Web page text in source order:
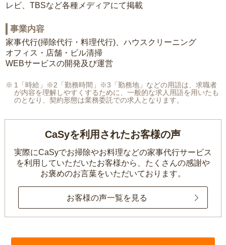
レビ、TBSなど各種メディアにて掲載
事業内容
家事代行(掃除代行・料理代行)、ハウスクリーニング
オフィス・店舗・ビル清掃
WEBサービスの開発及び運営
1「時給」※2「勤務時間」※3「勤務地」などの用語は、求職者
が内容を理解しやすくするために、一般的な求人用語を用いたも
のとなり、契約形態は業務委託での求人となります。
CaSyを利用されたお客様の声
実際にCaSyでお掃除やお料理などの家事代行サービス
を利用していただいたお客様から、 たくさんの感謝や
お褒めのお言葉をいただいております。
お客様の声一覧を見る